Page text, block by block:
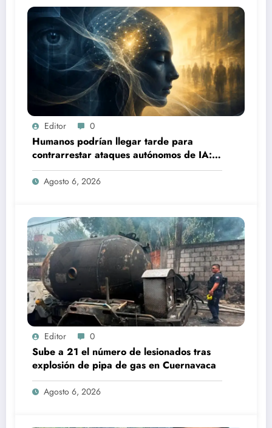
Editor 0
Humanos podrían llegar tarde para
contrarrestar ataques autónomos de IA:
experto
Agosto 6, 2026
Editor 0
Sube a 21 el número de lesionados tras
explosión de pipa de gas en Cuernavaca
Agosto 6, 2026